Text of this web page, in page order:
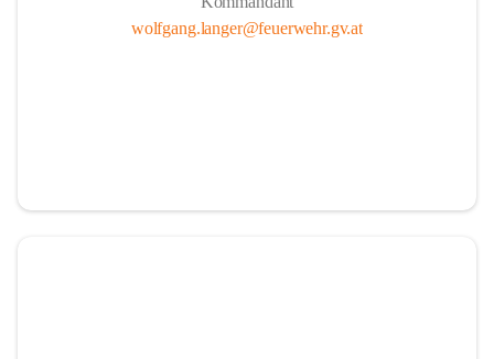
wolfgang.langer@feuerwehr.gv.at